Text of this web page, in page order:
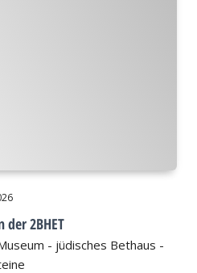
der 2BHET
- jüdisches Bethaus -